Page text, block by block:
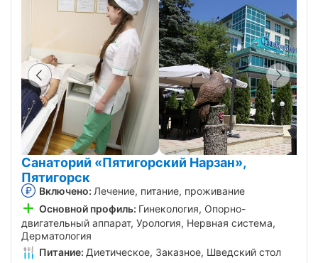
Санаторий «Пятигорский Нарзан»,
Пятигорск
Включено: Лечение, питание, проживание
Основной профиль: Гинекология, Опорно-
двигательный аппарат, Урология, Нервная система,
Дерматология
Питание: Диетическое, Заказное, Шведский стол